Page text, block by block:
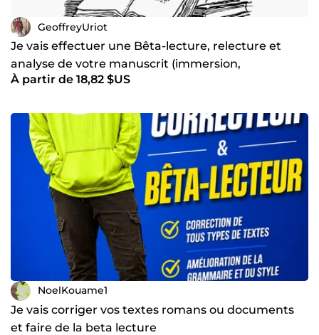
GeoffreyUriot
Je vais effectuer une Bêta-lecture, relecture et
analyse de votre manuscrit (immersion,
cohérence)
À partir de 18,82 $US
NoelKouame1
Je vais corriger vos textes romans ou documents
et faire de la beta lecture